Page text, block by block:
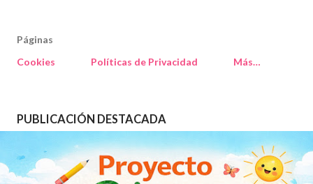
Páginas
Cookies
Políticas de Privacidad Más…
PUBLICACIÓN DESTACADA